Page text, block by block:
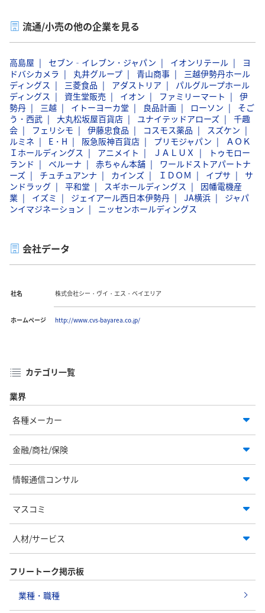
流通/小売の他の企業を見る
高島屋 セブン‐イレブン・ジャパン イオンリテール
ヨ
ドバシカメラ
丸井グループ 青山商事
三越伊勢丹ホール
ディングス
三菱食品 アダストリア
パルグループホール
ディングス
資生堂販売 イオン ファミリーマート
伊
勢丹
三越 イトーヨーカ堂 良品計画 ローソン
そご
う・西武
大丸松坂屋百貨店 ユナイテッドアローズ
千趣
会
フェリシモ 伊藤忠食品 コスモス薬品
スズケン
ルミネ
E・H 阪急阪神百貨店 プリモジャパン
ＡＯＫ
Ｉホールディングス
アニメイト ＪＡＬＵＸ
トゥモロー
ランド
ベルーナ 赤ちゃん本舗
ワールドストアパートナ
ーズ
チュチュアンナ カインズ ＩＤＯＭ イプサ
サ
ンドラッグ
平和堂 スギホールディングス
因幡電機産
業
イズミ ジェイアール西日本伊勢丹 JA横浜
ジャパ
ンイマジネーション
ニッセンホールディングス
会社データ
社名 株式会社シー・ヴイ・エス・ベイエリア
ホームページ http://www.cvs-bayarea.co.jp/
カテゴリ一覧
業界
各種メーカー
金融/商社/保険
情報通信コンサル
マスコミ
人材/サービス
フリートーク掲示板
業種・職種